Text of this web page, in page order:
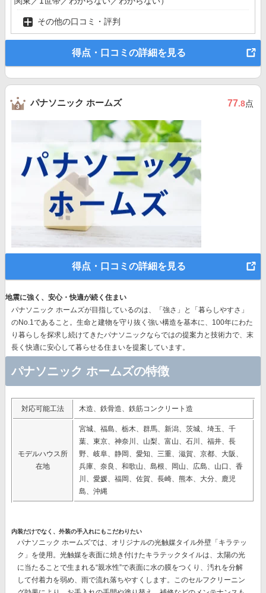
その他の口コミ・評判
得点・口コミの詳細を見る
パナソニック ホームズ 77.8点
得点・口コミの詳細を見る
地震に強く、安心・快適が続く住まい
パナソニック ホームズが目指しているのは、「強さ」と「暮らしやすさ」
のNo.1であること。生命と建物を守り抜く強い構造を基本に、 100年にわた
り暮らしを探求し続けてきたパナソニックならではの提案力と技術力で、末
長く快適に安心して暮らせる住まいを提案しています。
パナソニック ホームズの特徴
対応可能工法 木造、鉄骨造、鉄筋コンクリート造
モデルハウス所
在地
宮城、福島、栃木、群馬、新潟、茨城、埼玉、千
葉、東京、神奈川、山梨、富山、石川、福井、長
野、岐阜、静岡、愛知、三重、滋賀、京都、大阪、
兵庫、奈良、和歌山、島根、岡山、広島、山口、香
川、愛媛、福岡、佐賀、長崎、熊本、大分、鹿児
島、沖縄
内装だけでなく、外装の手入れにもこだわりたい
パナソニック ホームズでは、オリジナルの光触媒タイル外壁「キラテッ
ク」 を使用。光触媒を表面に焼き付けたキラテックタイルは、太陽の光
に当たることで生まれる“親水性”で表面に水の膜をつくり、汚れを分解
して付着力を弱め、雨で流れ落ちやすくします。このセルフクリーニン